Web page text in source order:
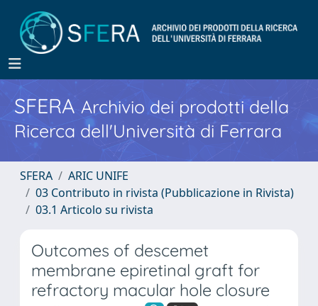
SFERA Archivio dei prodotti della
Ricerca dell'Università di Ferrara
SFERA
ARIC UNIFE
03 Contributo in rivista (Pubblicazione in Rivista)
03.1 Articolo su rivista
Outcomes of descemet
membrane epiretinal graft for
refractory macular hole closure